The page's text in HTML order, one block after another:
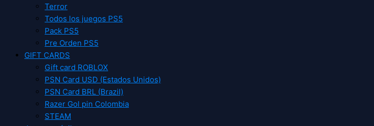
Terror
Todos los juegos PS5
Pack PS5
Pre Orden PS5
GIFT CARDS
Gift card ROBLOX
PSN Card USD (Estados Unidos)
PSN Card BRL (Brazil)
Razer Gol pin Colombia
STEAM